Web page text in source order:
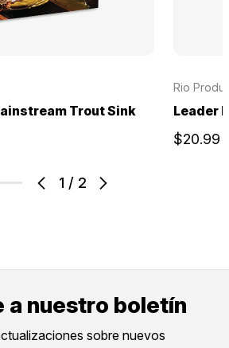
1 / 2
Trout Sink
Rio
Leader
$20.99
a nuestro boletín
sobre nuevos